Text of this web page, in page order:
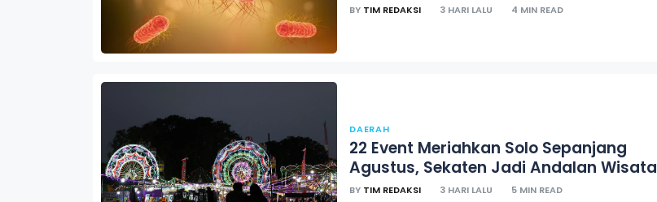
BY TIM REDAKSI 3 HARI LALU 4 MIN READ
DAERAH
22 Event Meriahkan Solo Sepanjang
Agustus, Sekaten Jadi Andalan Wisata
BY TIM REDAKSI 3 HARI LALU 5 MIN READ